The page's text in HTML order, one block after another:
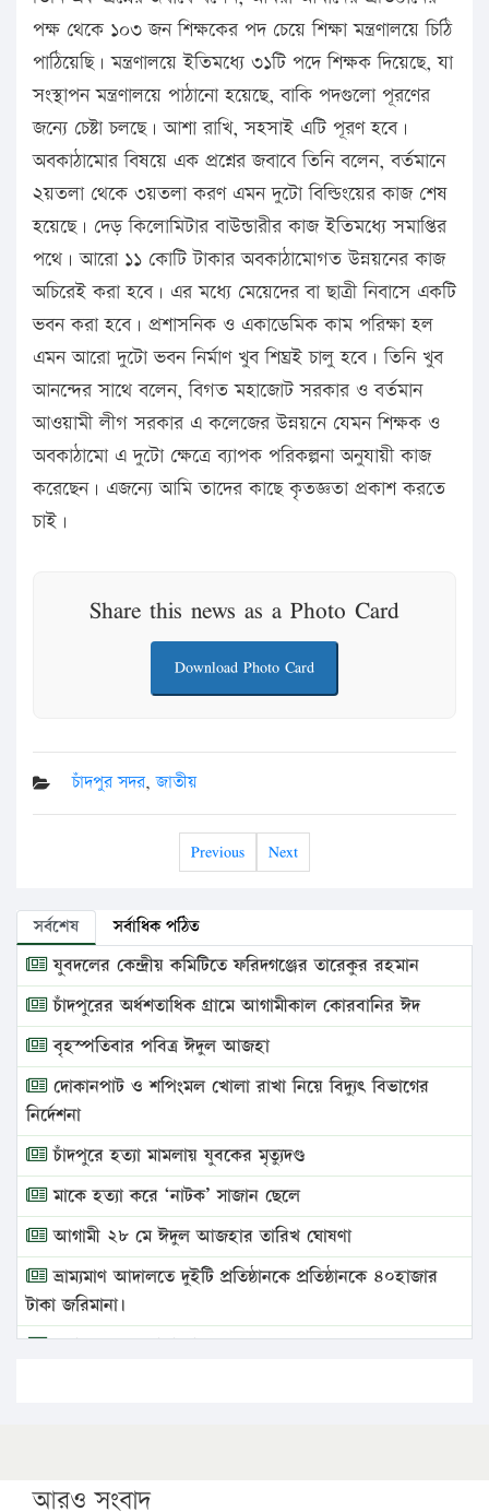
পক্ষ থেকে ১০৩ জন শিক্ষকের পদ চেয়ে শিক্ষা মন্ত্রণালয়ে চিঠি
পাঠিয়েছি। মন্ত্রণালয়ে ইতিমধ্যে ৩১টি পদে শিক্ষক দিয়েছে, যা
সংস্থাপন মন্ত্রণালয়ে পাঠানো হয়েছে, বাকি পদগুলো পূরণের
জন্যে চেষ্টা চলছে। আশা রাখি, সহসাই এটি পূরণ হবে।
অবকাঠামোর বিষয়ে এক প্রশ্নের জবাবে তিনি বলেন, বর্তমানে
২য়তলা থেকে ৩য়তলা করণ এমন দুটো বিল্ডিংয়ের কাজ শেষ
হয়েছে। দেড় কিলোমিটার বাউন্ডারীর কাজ ইতিমধ্যে সমাপ্তির
পথে। আরো ১১ কোটি টাকার অবকাঠামোগত উন্নয়নের কাজ
অচিরেই করা হবে। এর মধ্যে মেয়েদের বা ছাত্রী নিবাসে একটি
ভবন করা হবে। প্রশাসনিক ও একাডেমিক কাম পরিক্ষা হল
এমন আরো দুটো ভবন নির্মাণ খুব শিঘ্রই চালু হবে। তিনি খুব
আনন্দের সাথে বলেন, বিগত মহাজোট সরকার ও বর্তমান
আওয়ামী লীগ সরকার এ কলেজের উন্নয়নে যেমন শিক্ষক ও
অবকাঠামো এ দুটো ক্ষেত্রে ব্যাপক পরিকল্পনা অনুযায়ী কাজ
করেছেন। এজন্যে আমি তাদের কাছে কৃতজ্ঞতা প্রকাশ করতে
চাই।
Share this news as a Photo Card
Download Photo Card
চাঁদপুর সদর,জাতীয়
Previous Next
সর্বশেষ সর্বাধিক পঠিত
যুবদলের কেন্দ্রীয় কমিটিতে ফরিদগঞ্জের তারেকুর রহমান
চাঁদপুরের অর্ধশতাধিক গ্রামে আগামীকাল কোরবানির ঈদ
বৃহস্পতিবার পবিত্র ঈদুল আজহা
দোকানপাট ও শপিংমল খোলা রাখা নিয়ে বিদ্যুৎ বিভাগের
নির্দেশনা
চাঁদপুরে হত্যা মামলায় যুবকের মৃত্যুদণ্ড
মাকে হত্যা করে ‘নাটক’ সাজান ছেলে
আগামী ২৮ মে ঈদুল আজহার তারিখ ঘোষণা
ভ্রাম্যমাণ আদালতে দুইটি প্রতিষ্ঠানকে প্রতিষ্ঠানকে ৪০হাজার
টাকা জরিমানা।
এবার লঞ্চের ভাড়া বাড়ল
পিএইচডি করছেন কুয়েটের কৃতি…
আরও সংবাদ